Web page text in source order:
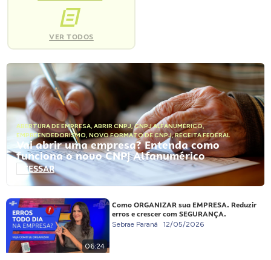
VER TODOS
ABERTURA DE EMPRESA, ABRIR CNPJ,CNPJ ALFANUMÉRICO,
EMPREENDEDORISMO, NOVO FORMATO DE CNPJ,RECEITA FEDERAL
Vai abrir uma empresa? Entenda como
funciona o novo CNPJ Alfanumérico
ACESSAR
06:24
Como ORGANIZAR sua EMPRESA. Reduzir
erros e crescer com SEGURANÇA.
Sebrae Paraná 12/05/2026